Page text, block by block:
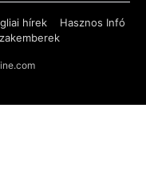
hírek
Hasznos Infó